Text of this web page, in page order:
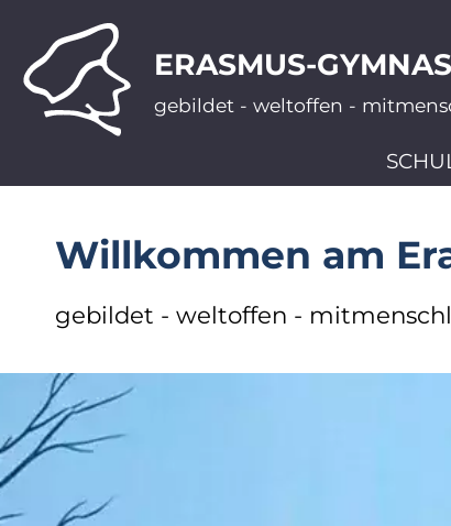
ERASMUS-
gebildet - weltoffen -
Willkommen am
gebildet - weltoffen -